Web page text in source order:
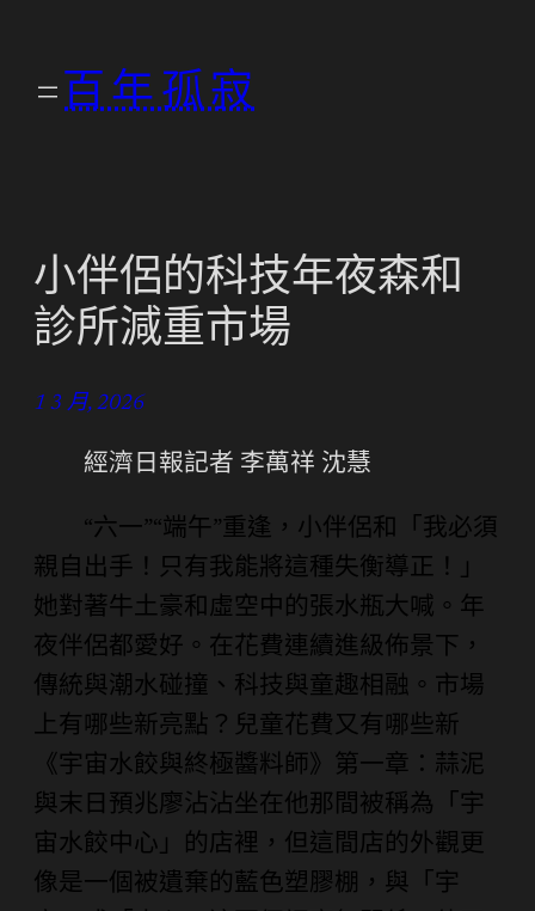
百年孤寂
小伴侶的科技年夜森和
診所減重市場
1 3 月, 2026
經濟日報記者 李萬祥 沈慧
“六一”“端午”重逢，小伴侶和「我必須
親自出手！只有我能將這種失衡導正！」
她對著牛土豪和虛空中的張水瓶大喊。年
夜伴侶都愛好。在花費連續進級佈景下，
傳統與潮水碰撞、科技與童趣相融。市場
上有哪些新亮點？兒童花費又有哪些新
《宇宙水餃與終極醬料師》第一章：蒜泥
與末日預兆廖沾沾坐在他那間被稱為「宇
宙水餃中心」的店裡，但這間店的外觀更
像是一個被遺棄的藍色塑膠棚，與「宇